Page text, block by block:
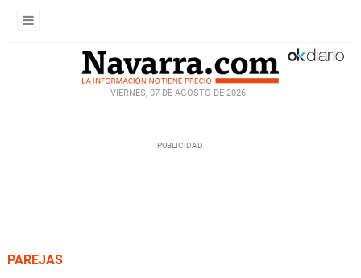
VIERNES, 07 DE AGOSTO DE 2026
PAREJAS